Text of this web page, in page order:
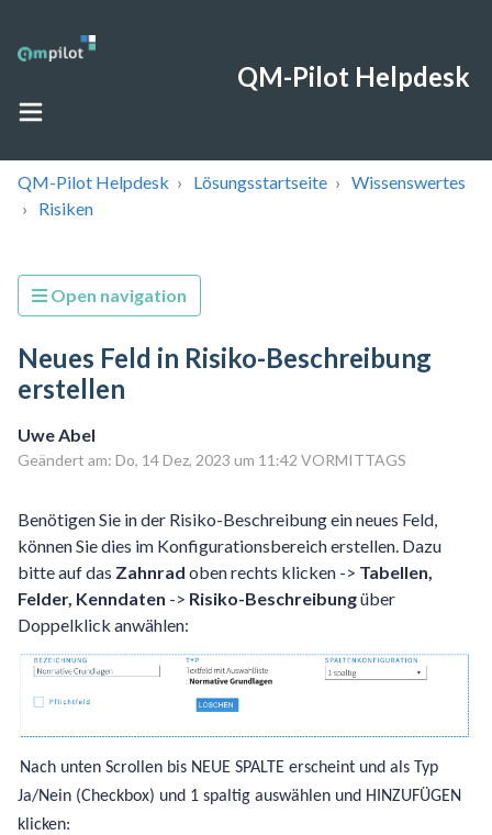
QM-Pilot Helpdesk
QM-Pilot Helpdesk Lösungsstartseite
Wissenswertes
Risiken
Open navigation
Neues Feld in Risiko-Beschreibung
erstellen
Uwe Abel
Geändert am: Do, 14 Dez, 2023 um 11:42 VORMITTAGS
Benötigen Sie in der Risiko-Beschreibung ein neues Feld,
können Sie dies im Konfigurationsbereich erstellen. Dazu
bitte auf das Zahnrad oben rechts klicken -> Tabellen,
Felder, Kenndaten -> Risiko-Beschreibungüber
Doppelklick anwählen:
Nach unten Scrollen bis NEUE SPALTE erscheint und als Typ
Ja/Nein (Checkbox) und 1 spaltig auswählen und HINZUFÜGEN
klicken: